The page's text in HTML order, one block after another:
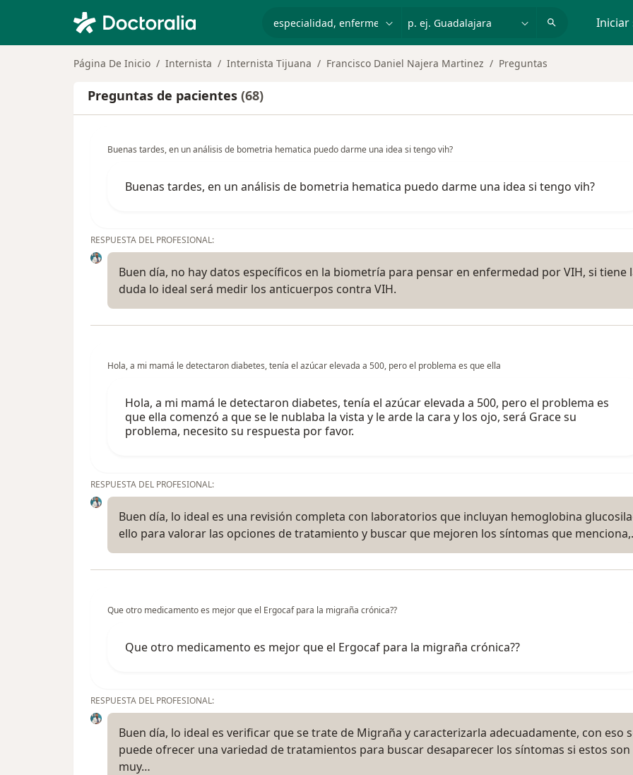
Iniciar
Página De Inicio Internista Internista Tijuana Francisco Daniel Najera Martinez Preguntas
Preguntas de pacientes (68)
Buenas tardes, en un análisis de bometria hematica puedo darme una idea si tengo vih?
Buenas tardes, en un análisis de bometria hematica puedo darme una idea si tengo vih?
RESPUESTA DEL PROFESIONAL:
Buen día, no hay datos específicos en la biometría para pensar en enfermedad por VIH, si tiene
duda lo ideal será medir los anticuerpos contra VIH.
Hola, a mi mamá le detectaron diabetes, tenía el azúcar elevada a 500, pero el problema es que ella
Hola, a mi mamá le detectaron diabetes, tenía el azúcar elevada a 500, pero el problema es
que ella comenzó a que se le nublaba la vista y le arde la cara y los ojo, será Grace su
problema, necesito su respuesta por favor.
RESPUESTA DEL PROFESIONAL:
Buen día, lo ideal es una revisión completa con laboratorios que incluyan hemoglobina
ello para valorar las opciones de tratamiento y buscar que mejoren los síntomas que
Que otro medicamento es mejor que el Ergocaf para la migraña crónica??
Que otro medicamento es mejor que el Ergocaf para la migraña crónica??
RESPUESTA DEL PROFESIONAL:
Buen día, lo ideal es verificar que se trate de Migraña y caracterizarla adecuadamente, con eso
puede ofrecer una variedad de tratamientos para buscar desaparecer los síntomas si estos son
muy…